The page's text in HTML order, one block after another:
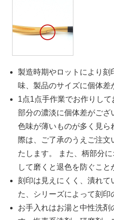
製造時期やロットにより刻
味、製品のサイズに個体差
1点1点手作業でお作りし
部分の濃淡に個体差がござ
色味が薄いものが多く見ら
際は、ご了承のうえご注
たします。 また、柄部分
して磨くと退色を防ぐこと
刻印は見えにくく、潰れて
た、シリーズによって刻印
お手入れはお湯と中性洗剤